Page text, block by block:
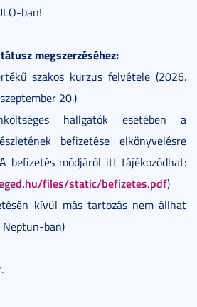
ban!
megszerzéséhez:
szakos kurzus felvétele (2026.
20.)
hallgatók esetében a
befizetése elkönyvelésre
befizetés módjáról itt tájékozódhat:
files/static/befizetes.pdf)
kívül más tartozás nem állhat
ban)